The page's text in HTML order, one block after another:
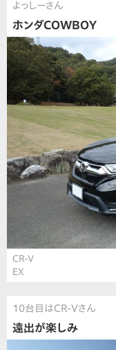
よっしーさん
ホンダCOWBOY
CR-V
EX
10台目はCR-Vさん
遠出が楽しみ